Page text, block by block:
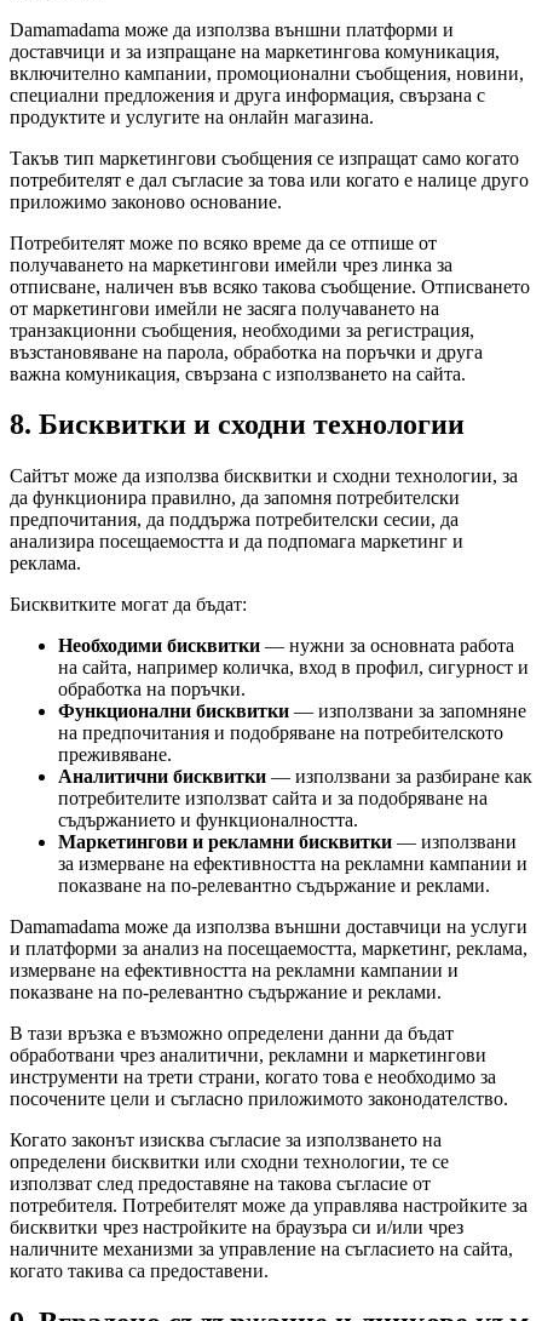
Damamadama може да използва външни платформи и
доставчици и за изпращане на маркетингова комуникация,
включително кампании, промоционални съобщения, новини,
специални предложения и друга информация, свързана с
продуктите и услугите на онлайн магазина.
Такъв тип маркетингови съобщения се изпращат само когато
потребителят е дал съгласие за това или когато е налице друго
приложимо законово основание.
Потребителят може по всяко време да се отпише от
получаването на маркетингови имейли чрез линка за
отписване, наличен във всяко такова съобщение. Отписването
от маркетингови имейли не засяга получаването на
транзакционни съобщения, необходими за регистрация,
възстановяване на парола, обработка на поръчки и друга
важна комуникация, свързана с използването на сайта.
8. Бисквитки и сходни технологии
Сайтът може да използва бисквитки и сходни технологии, за
да функционира правилно, да запомня потребителски
предпочитания, да поддържа потребителски сесии, да
анализира посещаемостта и да подпомага маркетинг и
реклама.
Бисквитките могат да бъдат:
Необходими бисквитки — нужни за основната работа
на сайта, например количка, вход в профил, сигурност и
обработка на поръчки.
Функционални бисквитки — използвани за запомняне
на предпочитания и подобряване на потребителското
преживяване.
Аналитични бисквитки — използвани за разбиране как
потребителите използват сайта и за подобряване на
съдържанието и функционалността.
Маркетингови и рекламни бисквитки — използвани
за измерване на ефективността на рекламни кампании и
показване на по-релевантно съдържание и реклами.
Damamadama може да използва външни доставчици на услуги
и платформи за анализ на посещаемостта, маркетинг, реклама,
измерване на ефективността на рекламни кампании и
показване на по-релевантно съдържание и реклами.
В тази връзка е възможно определени данни да бъдат
обработвани чрез аналитични, рекламни и маркетингови
инструменти на трети страни, когато това е необходимо за
посочените цели и съгласно приложимото законодателство.
Когато законът изисква съгласие за използването на
определени бисквитки или сходни технологии, те се
използват след предоставяне на такова съгласие от
потребителя. Потребителят може да управлява настройките за
бисквитки чрез настройките на браузъра си и/или чрез
наличните механизми за управление на съгласието на сайта,
когато такива са предоставени.